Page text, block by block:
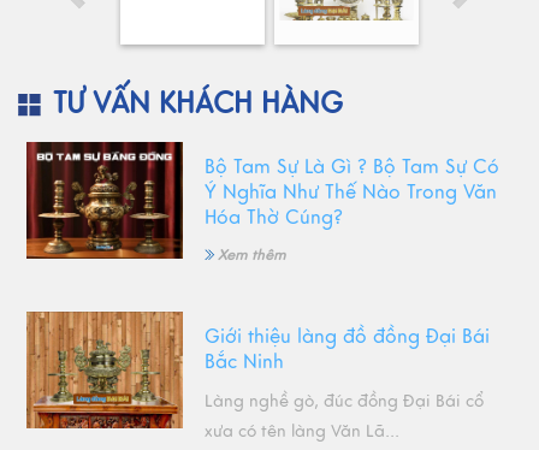
TƯ VẤN KHÁCH HÀNG
Bộ Tam Sự Là Gì ? Bộ Tam Sự Có
Ý Nghĩa Như Thế Nào Trong Văn
Hóa Thờ Cúng?
Xem thêm
Giới thiệu làng đồ đồng Đại Bái
Bắc Ninh
Làng nghề gò, đúc đồng Đại Bái cổ
xưa có tên làng Văn Lã...